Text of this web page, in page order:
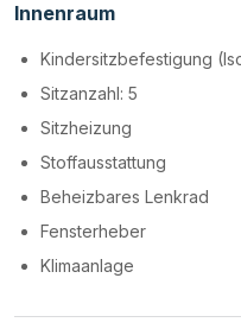
Innenraum
Kindersitzbefestigung
Sitzanzahl: 5
Sitzheizung
Stoffausstattung
Beheizbares Lenkrad
Fensterheber
Klimaanlage